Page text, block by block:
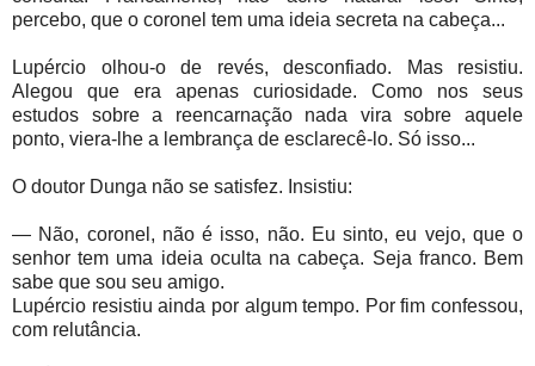
percebo, que o coronel tem uma ideia secreta na cabeça...
Lupércio olhou-o de revés, desconfiado. Mas resistiu.
Alegou que era apenas curiosidade. Como nos seus
estudos sobre a reencarnação nada vira sobre aquele
ponto, viera-lhe a lembrança de esclarecê-lo. Só isso...
O doutor Dunga não se satisfez. Insistiu:
— Não, coronel, não é isso, não. Eu sinto, eu vejo, que o
senhor tem uma ideia oculta na cabeça. Seja franco. Bem
sabe que sou seu amigo.
Lupércio resistiu ainda por algum tempo. Por fim confessou,
com relutância.